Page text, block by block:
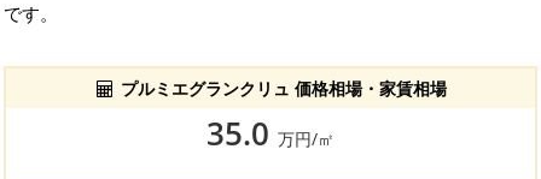
です。
プルミエグランクリュ 価格相場・家賃相場
35.0 万円/㎡